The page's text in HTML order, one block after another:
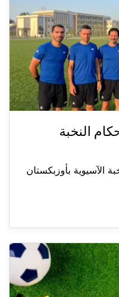
النخبة
الآسيوية بأوزبكستان